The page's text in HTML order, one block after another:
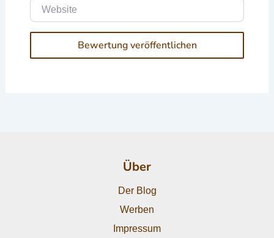
Website
Über
Der Blog
Werben
Impressum